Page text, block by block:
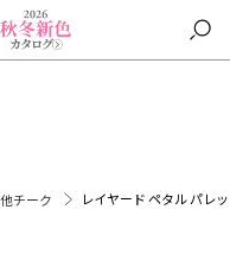
チーク レイヤード ペタル パレ